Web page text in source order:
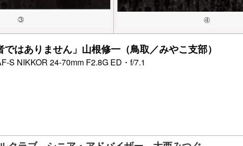
③ ④
はありません」山根修一（鳥取／みやこ支部）
S NIKKOR 24-70mm F2.8G ED・f/7.1